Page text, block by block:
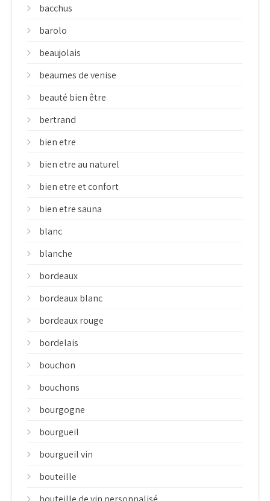
bacchus
barolo
beaujolais
beaumes de venise
beauté bien être
bertrand
bien etre
bien etre au naturel
bien etre et confort
bien etre sauna
blanc
blanche
bordeaux
bordeaux blanc
bordeaux rouge
bordelais
bouchon
bouchons
bourgogne
bourgueil
bourgueil vin
bouteille